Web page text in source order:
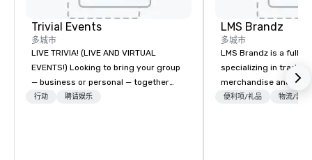
Trivial Events
多城市
LIVE TRIVIA! (LIVE AND VIRTUAL
EVENTS!) Looking to bring your group
— business or personal — together
and have some fun? Or maybe there’s
行动 聘请娱乐
LMS Brandz
多城市
LMS Brandz is a full-
specializing in trade
merchandise and
booth giveaways and
便利项/礼品 物流/装饰